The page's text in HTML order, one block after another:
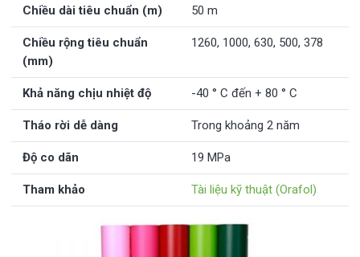
Chiều dài tiêu chuẩn (m) 50 m
Chiều rộng tiêu chuẩn
(mm)
1260, 1000, 630, 500, 378
Khả năng chịu nhiệt độ -40 ° C đến + 80 ° C
Tháo rời dễ dàng Trong khoảng 2 năm
Độ co dãn 19 MPa
Tham khảo Tài liệu kỹ thuật (Orafol)